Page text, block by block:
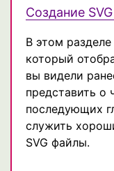
Создание
В этом
который
вы видели
представить о
последующих
служить
SVG файлы.